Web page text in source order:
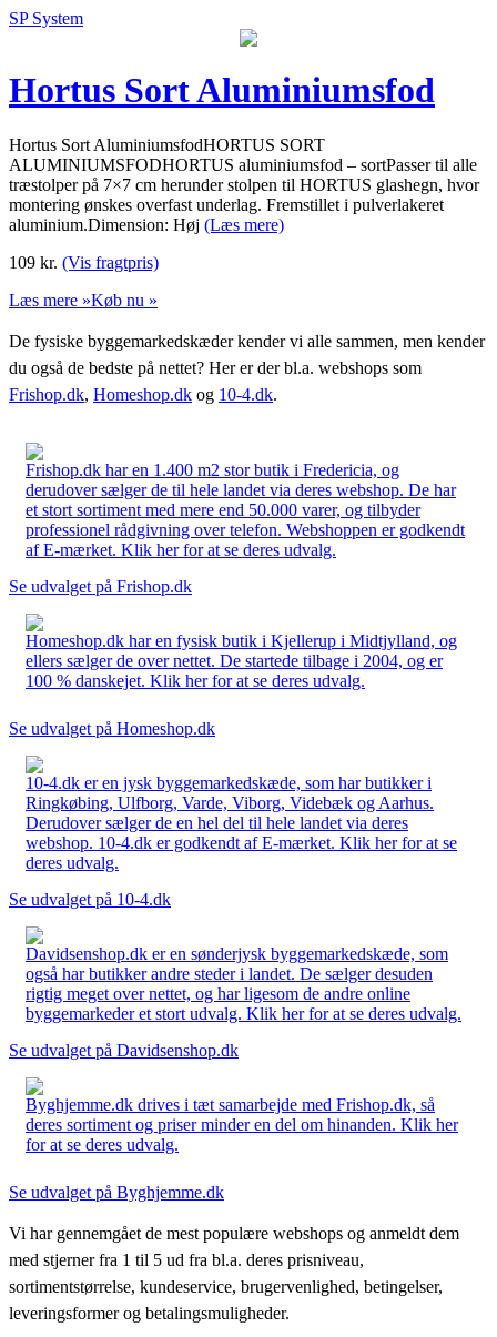
SP System
Hortus Sort Aluminiumsfod
Hortus Sort AluminiumsfodHORTUS SORT
ALUMINIUMSFODHORTUS aluminiumsfod – sortPasser til alle
træstolper på 7×7 cm herunder stolpen til HORTUS glashegn, hvor
montering ønskes overfast underlag. Fremstillet i pulverlakeret
aluminium.Dimension: Høj (Læs mere)
109 kr. (Vis fragtpris)
Læs mere »Køb nu »
De fysiske byggemarkedskæder kender vi alle sammen, men kender
du også de bedste på nettet? Her er der bl.a. webshops som
Frishop.dk, Homeshop.dk og 10-4.dk.
Frishop.dk har en 1.400 m2 stor butik i Fredericia, og
derudover sælger de til hele landet via deres webshop. De har
et stort sortiment med mere end 50.000 varer, og tilbyder
professionel rådgivning over telefon. Webshoppen er godkendt
af E-mærket. Klik her for at se deres udvalg.
Se udvalget på Frishop.dk
Homeshop.dk har en fysisk butik i Kjellerup i Midtjylland, og
ellers sælger de over nettet. De startede tilbage i 2004, og er
100 % danskejet. Klik her for at se deres udvalg.
Se udvalget på Homeshop.dk
10-4.dk er en jysk byggemarkedskæde, som har butikker i
Ringkøbing, Ulfborg, Varde, Viborg, Videbæk og Aarhus.
Derudover sælger de en hel del til hele landet via deres
webshop. 10-4.dk er godkendt af E-mærket. Klik her for at se
deres udvalg.
Se udvalget på 10-4.dk
Davidsenshop.dk er en sønderjysk byggemarkedskæde, som
også har butikker andre steder i landet. De sælger desuden
rigtig meget over nettet, og har ligesom de andre online
byggemarkeder et stort udvalg. Klik her for at se deres udvalg.
Se udvalget på Davidsenshop.dk
Byghjemme.dk drives i tæt samarbejde med Frishop.dk, så
deres sortiment og priser minder en del om hinanden. Klik her
for at se deres udvalg.
Se udvalget på Byghjemme.dk
Vi har gennemgået de mest populære webshops og anmeldt dem
med stjerner fra 1 til 5 ud fra bl.a. deres prisniveau,
sortimentstørrelse, kundeservice, brugervenlighed, betingelser,
leveringsformer og betalingsmuligheder.